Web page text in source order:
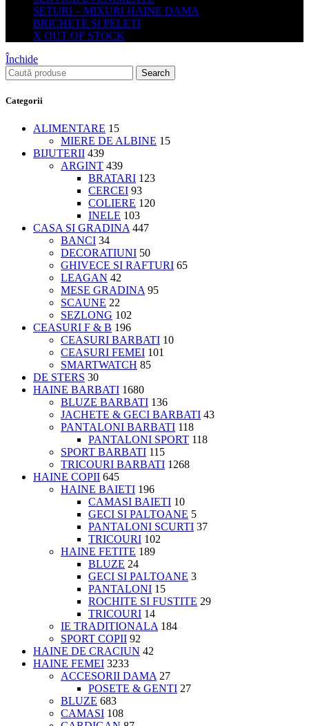
SETURI – MIXURI HAINE DAMA
BRICHETE SI PELETI
X OUT OF STOCK
Închide
Search
Categorii
ALIMENTARE 15
MIERE DE ALBINE 15
BIJUTERII 439
ARGINT 439
BRATARI 123
CERCEI 93
COLIERE 120
INELE 103
CASA SI GRADINA 447
BANCI 34
DECORATIUNI 50
GHIVECE SI RAFTURI 65
LEAGAN 42
MESE GRADINA 95
SCAUNE 22
SEZLONG 102
CEASURI F & B 196
CEASURI BARBATI 10
CEASURI FEMEI 101
SMARTWATCH 85
DE STERS 30
HAINE BARBATI 1680
BLUZE BARBATI 136
JACHETE & GECI BARBATI 43
PANTALONI BARBATI 118
PANTALONI SPORT 118
SPORT BARBATI 115
TRICOURI BARBATI 1268
HAINE COPII 645
HAINE BAIETI 196
CAMASI BAIETI 10
GECI SI PALTOANE 5
PANTALONI SCURTI 37
TRICOURI 102
HAINE FETITE 189
BLUZE 24
GECI SI PALTOANE 3
PANTALONI 15
ROCHITE SI FUSTITE 29
TRICOURI 14
IE TRADITIONALA 184
SPORT COPII 92
HAINE DE CRACIUN 42
HAINE FEMEI 3233
ACCESORII DAMA 27
POSETE & GENTI 27
BLUZE 683
CAMASI 108